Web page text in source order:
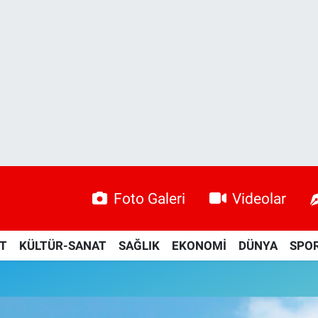
Foto Galeri Videolar
KÜLTÜR-SANAT SAĞLIK EKONOMİ DÜNYA